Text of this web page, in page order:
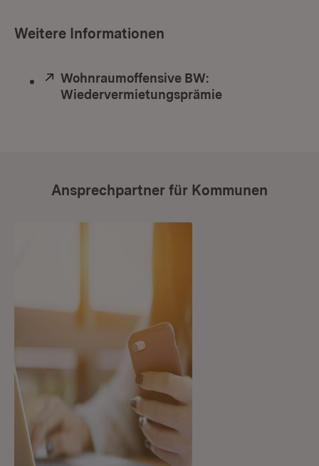
Weitere Informationen
Extern:
Wohnraumoffensive BW:
Wiedervermietungsprämie
Ansprechpartner für Kommunen